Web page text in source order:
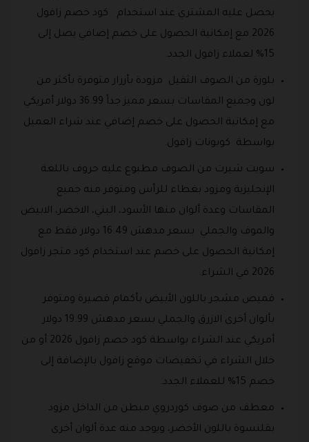
يحصل عليه المشتري عند استخدام كود خصم زافول
2026 مع إمكانية الحصول على خصم إضافي يصل إلى
15% لعملاء زافول الجدد.
بلوزة من الصوف الثقيل مزودة بأزرار متوفرة بأكثر من
لون وجميع المقاسات بسعر مميز جداً 36.99 دولار أمريكي
مع إمكانية الحصول على خصم إضافي عند شراء العميل
بواسطة كوبونات زافول.
سويت شيرت من الصوف مطبوع عليه حروف باللغة
الإنجليزية ومزود بغطاء للرأس ومتوفر منه جميع
المقاسات وعدة ألوان منها الأسود، البني، الاخضر، الابيض
والموف والجملي بسعر مدهش 16.49 دولار فقط مع
إمكانية الحصول على خصم عند استخدام كود متجر زافول
2026 في الشراء.
قميص مشجر باللون الأبيض بأكمام قصيرة ومتوفر
بألوان أخرى الازرق والجملي بسعر مدهش 19.99 دولار
أمريكي عند الشراء بواسطة كود خصم زافول 2026 أو من
خلال الشراء في تخفيضات موقع زافول بالإضافة إلى
خصم 15% للعملاء الجدد.
معطف من صوف كوردروي مبطن من الداخل مزود
بقلنسوة باللون الأخضر، ويوجد منه عدة ألوان أخرى